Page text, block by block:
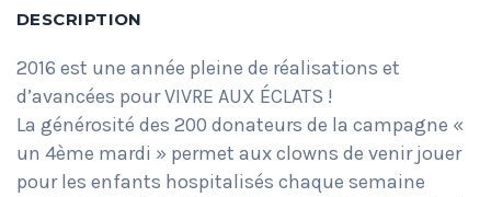
DESCRIPTION
2016 est une année pleine de réalisations et
d’avancées pour VIVRE AUX ÉCLATS !
La générosité des 200 donateurs de la campagne «
un 4ème mardi » permet aux clowns de venir jouer
pour les enfants hospitalisés chaque semaine